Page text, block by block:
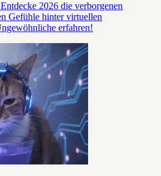
2026 die verborgenen
Gefühle hinter virtuellen
erfahren!